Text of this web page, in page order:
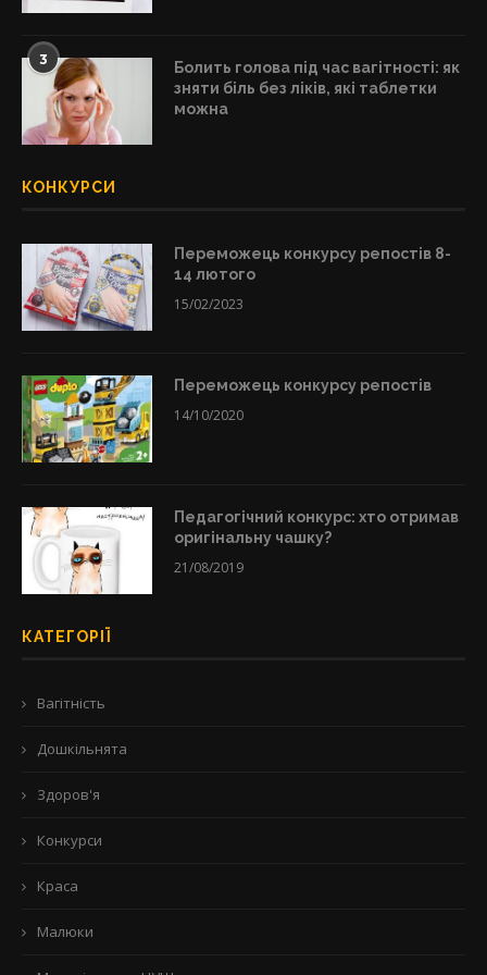
3
Болить голова під час вагітності: як
зняти біль без ліків, які таблетки
можна
КОНКУРСИ
Переможець конкурсу репостів 8-
14 лютого
15/02/2023
Переможець конкурсу репостів
14/10/2020
Педагогічний конкурс: хто отримав
оригінальну чашку?
21/08/2019
КАТЕГОРІЇ
Вагітність
Дошкільнята
Здоров'я
Конкурси
Краса
Малюки